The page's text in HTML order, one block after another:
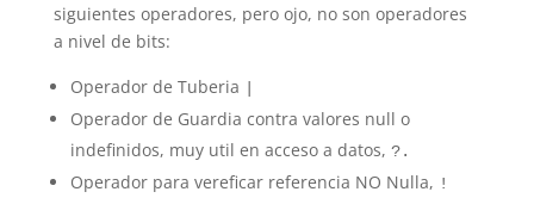
siguientes operadores, pero ojo, no son operadores
a nivel de bits:
Operador de Tuberia
Operador de Guardia contra valores null o
indefinidos, muy util en acceso a datos, ?.
Operador para vereficar referencia NO Nulla, !